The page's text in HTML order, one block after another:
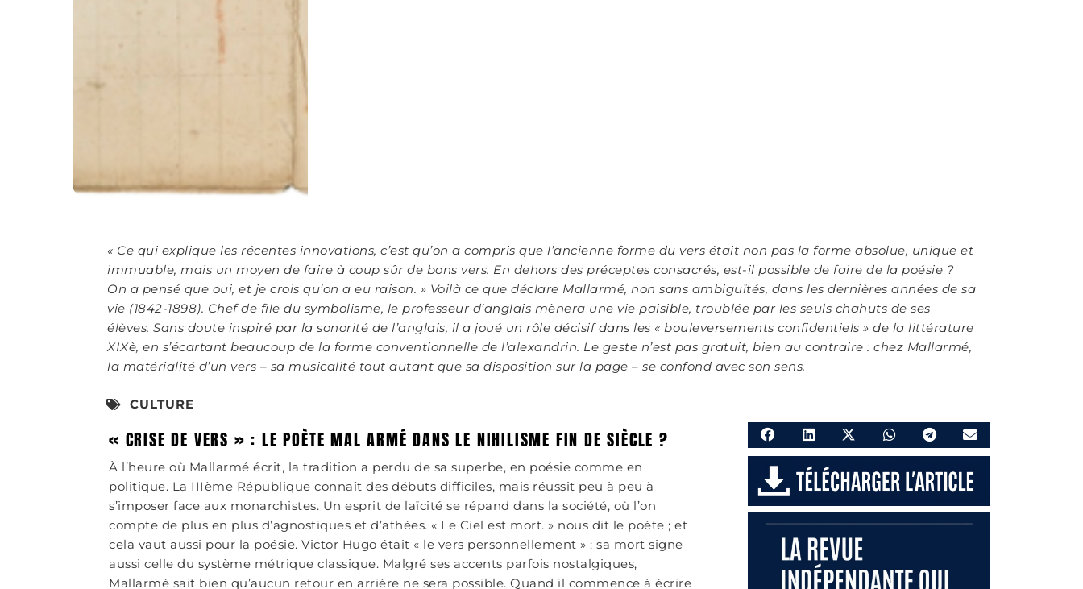
« Ce qui explique les récentes innovations, c’est qu’on a compris que l’ancienne forme du vers était non pas la forme absolue, unique et
immuable, mais un moyen de faire à coup sûr de bons vers. En dehors des préceptes consacrés, est-il possible de faire de la poésie ?
On a pensé que oui, et je crois qu’on a eu raison. » Voilà ce que déclare Mallarmé, non sans ambiguïtés, dans les dernières années de sa
vie (1842-1898). Chef de file du symbolisme, le professeur d’anglais mènera une vie paisible, troublée par les seuls chahuts de ses
élèves. Sans doute inspiré par la sonorité de l’anglais, il a joué un rôle décisif dans les « bouleversements confidentiels » de la littérature
XIXè, en s’écartant beaucoup de la forme conventionnelle de l’alexandrin. Le geste n’est pas gratuit, bien au contraire : chez Mallarmé,
la matérialité d’un vers – sa musicalité tout autant que sa disposition sur la page – se confond avec son sens.
CULTURE
« CRISE DE VERS » : LE POÈTE MAL ARMÉ DANS LE NIHILISME FIN DE SIÈCLE ?
À l’heure où Mallarmé écrit, la tradition a perdu de sa superbe, en poésie comme en
politique. La IIIème République connaît des débuts difficiles, mais réussit peu à peu à
s’imposer face aux monarchistes. Un esprit de laïcité se répand dans la société, où l’on
compte de plus en plus d’agnostiques et d’athées. « Le Ciel est mort. » nous dit le poète ; et
cela vaut aussi pour la poésie. Victor Hugo était « le vers personnellement » : sa mort signe
aussi celle du système métrique classique. Malgré ses accents parfois nostalgiques,
Mallarmé sait bien qu’aucun retour en arrière ne sera possible. Quand il commence à écrire